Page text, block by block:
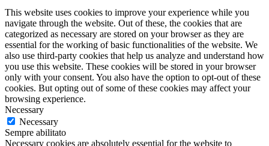
This website uses cookies to improve your experience while you
navigate through the website. Out of these, the cookies that are
categorized as necessary are stored on your browser as they are
essential for the working of basic functionalities of the website. We
also use third-party cookies that help us analyze and understand how
you use this website. These cookies will be stored in your browser
only with your consent. You also have the option to opt-out of these
cookies. But opting out of some of these cookies may affect your
browsing experience.
Necessary
Necessary
Sempre abilitato
Necessary cookies are absolutely essential for the website to